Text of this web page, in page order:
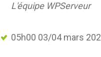
L'équipe WPServeur
05h00 03/04 mars